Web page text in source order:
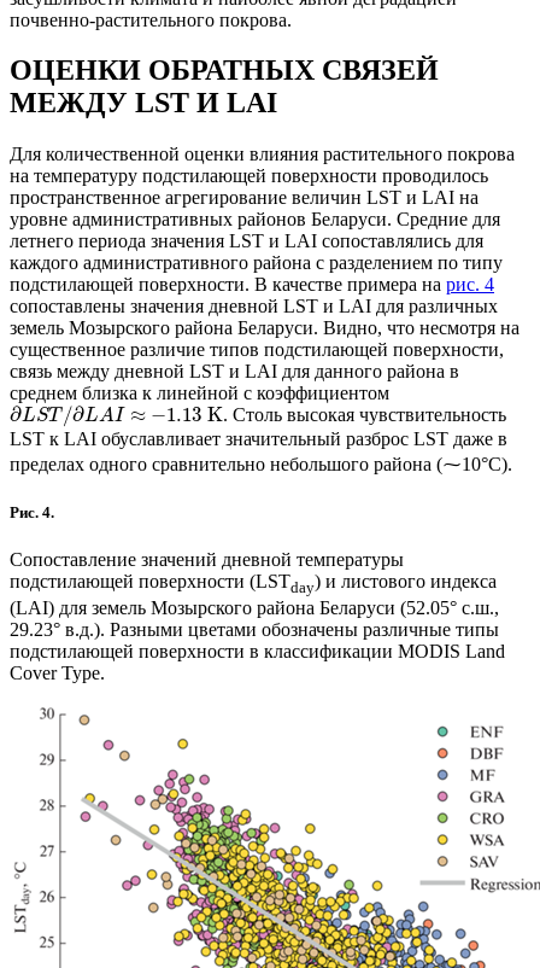
почвенно-растительного покрова.
ОЦЕНКИ ОБРАТНЫХ СВЯЗЕЙ
МЕЖДУ LST И LAI
Для количественной оценки влияния растительного покрова
на температуру подстилающей поверхности проводилось
пространственное агрегирование величин LST и LAI на
уровне административных районов Беларуси. Средние для
летнего периода значения LST и LAI сопоставлялись для
каждого административного района с разделением по типу
подстилающей поверхности. В качестве примера на рис. 4
сопоставлены значения дневной LST и LAI для различных
земель Мозырского района Беларуси. Видно, что несмотря на
существенное различие типов подстилающей поверхности,
связь между дневной LST и LAI для данного района в
среднем близка к линейной с коэффициентом
∂LST /∂LAI ≈ −1.13 K. Столь высокая чувствительность
LST к LAI обуславливает значительный разброс LST даже в
пределах одного сравнительно небольшого района (⁓10°С).
Рис. 4.
Сопоставление значений дневной температуры
подстилающей поверхности (LSTday) и листового индекса
(LAI) для земель Мозырского района Беларуси (52.05° с.ш.,
29.23° в.д.). Разными цветами обозначены различные типы
подстилающей поверхности в классификации MODIS Land
Cover Type.